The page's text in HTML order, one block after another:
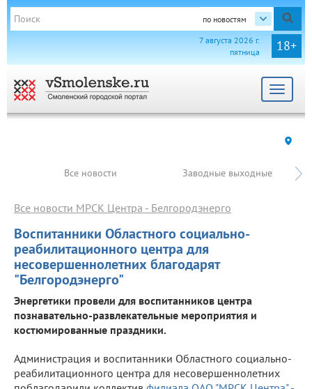
по новостям
18+
7 августа 2026 г.
пятница
Toggle
Все новости Заводные выходные
Воспитанники Областного социально-
реабилитационного центра для
несовершеннолетних благодарят
"Белгородэнерго"
Все новости МРСК Центра - Белгородэнерго
Энергетики провели для воспитанников центра
познавательно-развлекательные мероприятия и
костюмированные праздники.
Администрация и воспитанники Областного социально-
реабилитационного центра для несовершеннолетних